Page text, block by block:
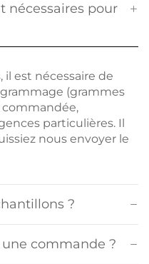
nécessaires pour
il est nécessaire de
(grammes
particulières. Il
nous envoyer le
?
commande ?